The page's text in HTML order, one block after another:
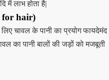
में लाभ होता है|
for hair)
चावल के पानी का प्रयोग फायदेमंद
का पानी बालों की जड़ों को मजबूती